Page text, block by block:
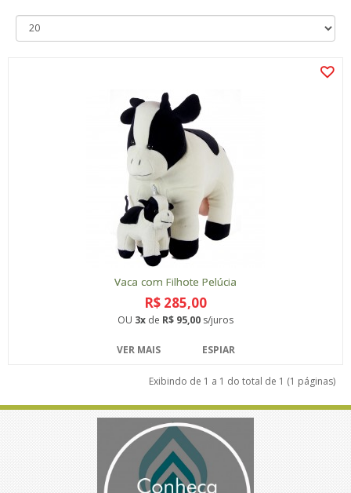
Vaca com Filhote Pelúcia
R$ 285,00
OU 3x de R$ 95,00 s/juros
VER MAIS ESPIAR
Exibindo de 1 a 1 do total de 1 (1 páginas)